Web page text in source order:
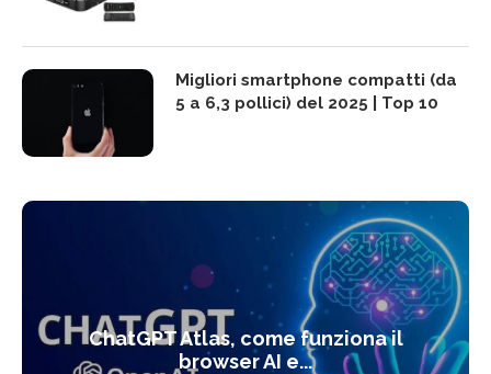
Migliori smartphone compatti (da
5 a 6,3 pollici) del 2025 | Top 10
ChatGPT Atlas, come funziona il
browser AI e...